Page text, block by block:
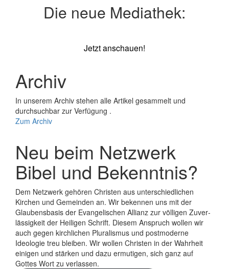
Die neue Mediathek:
Jetzt anschauen!
Archiv
In unserem Archiv stehen alle Artikel gesammelt und
durchsuchbar zur Verfügung .
Zum Archiv
Neu beim Netzwerk
Bibel und Bekenntnis?
Dem Netzwerk gehören Christen aus unterschiedlichen
Kirchen und Gemeinden an. Wir bekennen uns mit der
Glaubens­basis der Evange­lischen Allianz zur völligen Zuver­
lässigkeit der Heiligen Schrift. Diesem Anspruch wollen wir
auch gegen kirchlichen Plura­lismus und post­moderne
Ideologie treu bleiben. Wir wollen Christen in der Wahrheit
einigen und stärken und dazu ermutigen, sich ganz auf
Gottes Wort zu verlassen.